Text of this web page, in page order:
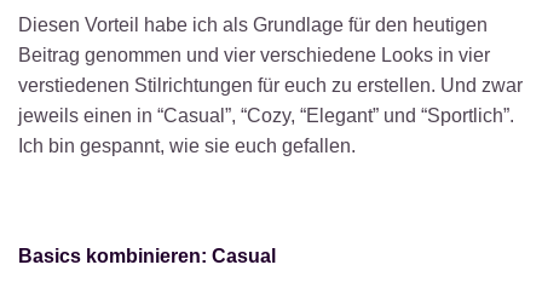
Diesen Vorteil habe ich als Grundlage für den heutigen
Beitrag genommen und vier verschiedene Looks in vier
verstiedenen Stilrichtungen für euch zu erstellen. Und zwar
jeweils einen in “Casual”, “Cozy, “Elegant” und “Sportlich”.
Ich bin gespannt, wie sie euch gefallen.
Basics kombinieren: Casual